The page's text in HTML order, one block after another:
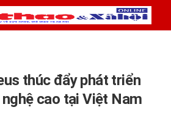
thúc đẩy phát triển
cao tại Việt Nam